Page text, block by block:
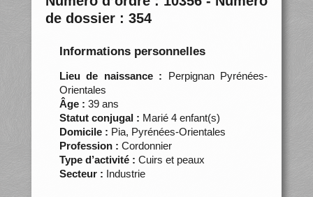
de dossier : 354
Informations personnelles
Lieu de naissance : Perpignan Pyrénées-
Orientales
Âge : 39 ans
Statut conjugal : Marié 4 enfant(s)
Domicile : Pia, Pyrénées-Orientales
Profession : Cordonnier
Type d’activité : Cuirs et peaux
Secteur : Industrie